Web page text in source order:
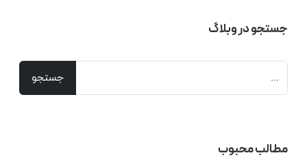
جستجو در وبلاگ
مطالب محبوب